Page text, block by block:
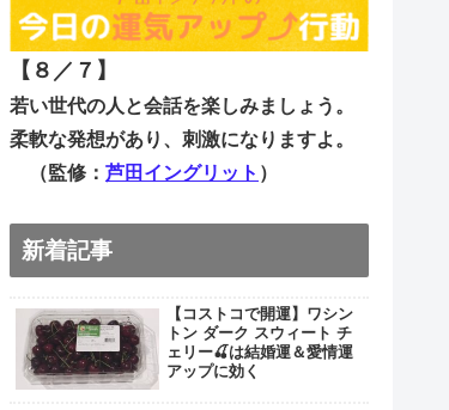
【８／７ 】
若い世代の人と会話を楽しみましょう。
柔軟な発想があり、刺激になりますよ。
（監修： 芦田イングリット ）
新着記事
【コストコで開運】ワシン
トン ダーク スウィート チ
ェリー🍒は結婚運＆愛情運
アップに効く